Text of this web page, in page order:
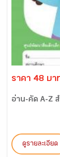
ราคา 48 บา
อ่าน-คัด A-Z
ดูรายละเอียด